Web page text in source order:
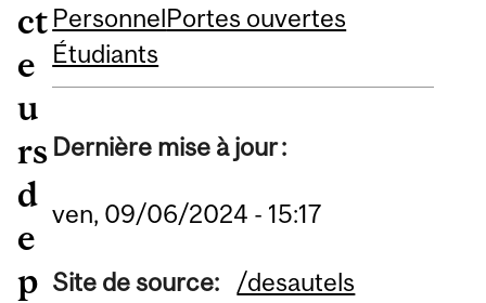
ct
e
u
rs
d
e
p
PersonnelPortes ouvertes
Étudiants
Dernière mise à jour :
ven, 09/06/2024 - 15:17
Site de source: /desautels